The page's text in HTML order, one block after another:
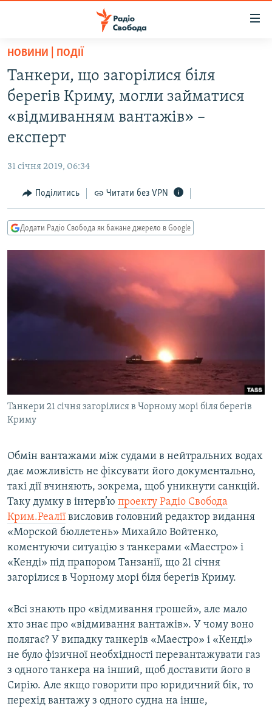
Перейти
основного
матеріалу
Перейти
до
основної
Перейти
пошуку
ВСЕ ЗА ДОБУ
СТАТТІ
КУЛЬТУРА
СПОРТ
ДОНБАС.РЕАЛІЇ
КРИМ.РЕАЛІЇ
ТИ ЯК?
КИТАЙ.ВИКЛИКИ
МУЛЬТИМЕДІА
СПЕЦПРОЄКТИ
РУС
УКР
ДОЛУЧАЙСЯ!
Усі сайти RFE/RL
НОВИНИ | ПОДІЇ
Танкери, що загорілися біля
берегів Криму, могли займатися
«відмиванням вантажів» –
експерт
31 січня 2019, 06:34
Поділитись Читати без VPN
Додати Радіо Свобода як бажане джерело в Google
Танкери 21 січня загорілися в Чорному морі біля берегів
Криму
Обмін вантажами між судами в нейтральних водах
дає можливість не фіксувати його документально,
такі дії вчиняють, зокрема, щоб уникнути санкцій.
Таку думку в інтерв’ю проекту Радіо Свобода
Крим.Реалії висловив головний редактор видання
«Морской бюллетень» Михайло Войтенко,
коментуючи ситуацію з танкерами «Маестро» і
«Кенді» під прапором Танзанії, що 21 січня
загорілися в Чорному морі біля берегів Криму.
«Всі знають про «відмивання грошей», але мало
хто знає про «відмивання вантажів». У чому воно
полягає? У випадку танкерів «Маестро» і «Кенді»
не було фізичної необхідності перевантажувати газ
з одного танкера на інший, щоб доставити його в
Сирію. Але якщо говорити про юридичний бік, то
перехід вантажу з одного судна на інше,